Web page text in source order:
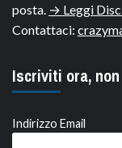
posta. → Leggi
Contattaci:
Iscriviti ora,
Indirizzo Email